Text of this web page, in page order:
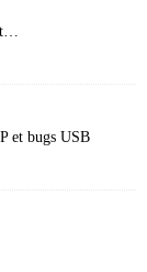
et bugs USB